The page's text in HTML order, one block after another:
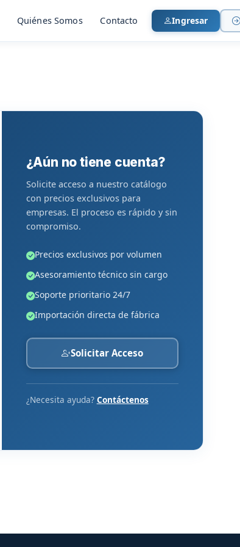
Quiénes Somos Contacto Ingresar
¿Aún no tiene cuenta?
Solicite acceso a nuestro catálogo
con precios exclusivos para
empresas. El proceso es rápido y sin
compromiso.
Precios exclusivos por volumen
Asesoramiento técnico sin cargo
Soporte prioritario 24/7
Importación directa de fábrica
Solicitar Acceso
¿Necesita ayuda? Contáctenos